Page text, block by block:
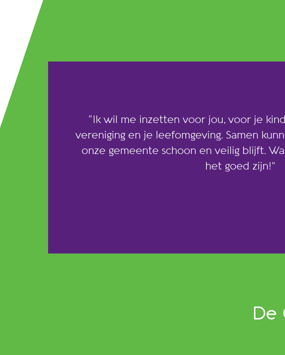
“Ik wil me inzetten voor jou, voor je
vereniging en je leefomgeving. Samen
onze gemeente schoon en veilig blijft.
het goed zijn!”
De